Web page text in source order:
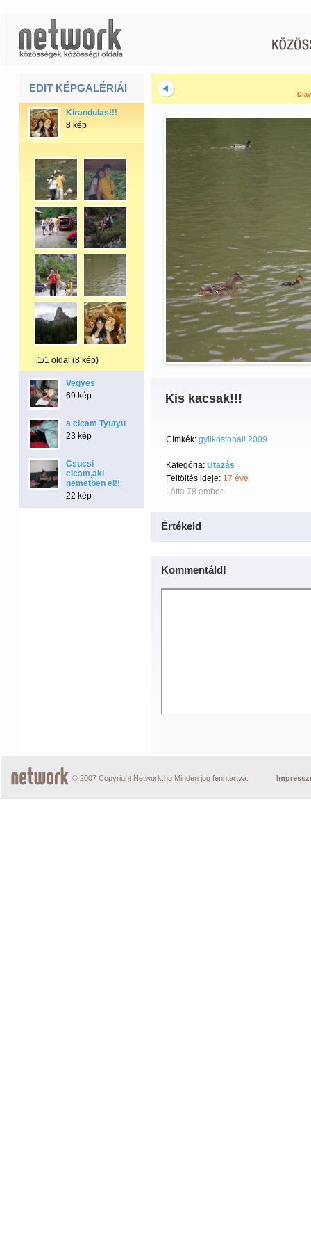
EDIT KÉPGALÉRIÁI
Kirandulas!!!
8 kép
1/1 oldal (8 kép)
Vegyes
69 kép
a cicam Tyutyu
23 kép
Csucsi
cicam,aki
nemetben el!!
22 kép
Kis kacsak!!!
Címkék: gyilkostonal! 2009
Kategória: Utazás
Feltöltés ideje: 17 éve
Látta 78 ember.
Értékeld
Kommentáld!
© 2007 Copyright Network.hu Minden jog fenntartva.